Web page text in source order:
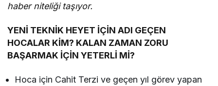
haber niteliği taşıyor.
YENİ TEKNİK HEYET İÇİN ADI GEÇEN
HOCALAR KİM? KALAN ZAMAN ZORU
BAŞARMAK İÇİN YETERLİ Mİ?
Hoca için Cahit Terzi ve geçen yıl görev yapan